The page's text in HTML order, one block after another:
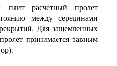
плит расчетный пролет
между серединами
Для защемленных
принимается равным